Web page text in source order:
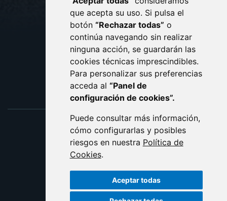
que acepta su uso. Si pulsa el
botón “Rechazar todas” o
continúa navegando sin realizar
ninguna acción, se guardarán las
cookies técnicas imprescindibles.
Para personalizar sus preferencias
acceda al “Panel de
configuración de cookies”.
Puede consultar más información,
cómo configurarlas y posibles
riesgos en nuestra Política de
Cookies.
Aceptar todas
AVISO LEGAL
PROTECCIÓN DE DATOS
POLÍTICA DE COOKIES
ACCESIBILIDAD
ENLACE EXTERNO AL